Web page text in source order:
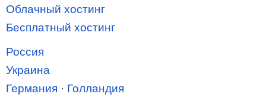
Облачный хостинг
Бесплатный хостинг
Россия
Украина
Германия · Голландия